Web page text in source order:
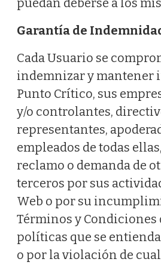
puedan deberse a los
Garantía de
Cada Usuario se
indemnizar y mantener
Punto Crítico, sus
y/o controlantes,
representantes,
empleados de todas
reclamo o demanda de
terceros por sus
Web o por su
Términos y Condiciones
políticas que se
o por la violación de